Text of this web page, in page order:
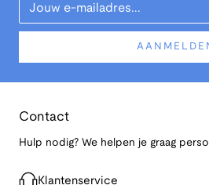
Contact
Hulp nodig? We helpen je graag
Klantenservice